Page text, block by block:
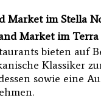
Market im Stella
Market im Terra
bieten auf
Klassiker
sowie eine